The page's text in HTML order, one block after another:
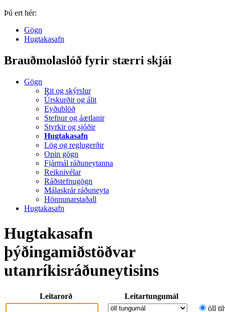
Þú ert hér:
Gögn
Hugtakasafn
Brauðmolaslóð fyrir stærri skjái
Gögn
Rit og skýrslur
Úrskurðir og álit
Eyðublöð
Stefnur og áætlanir
Styrkir og sjóðir
Hugtakasafn
Lög og reglugerðir
Opin gögn
Fjármál ráðuneytanna
Reiknivélar
Ráðstefnugögn
Málaskrár ráðuneyta
Hönnunarstaðall
Hugtakasafn
Hugtakasafn
þýðingamiðstöðvar
utanríkisráðuneytisins
Leitarorð
Leitartungumál
öll